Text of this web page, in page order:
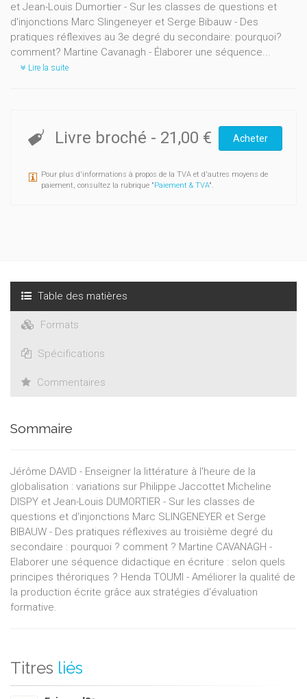
et Jean-Louis Dumortier - Sur les classes de questions et
d'injonctions Marc Slingeneyer et Serge Bibauw - Des
pratiques réflexives au 3e degré du secondaire: pourquoi?
comment? Martine Cavanagh - Élaborer une séquence...
Lire la suite
Livre broché - 21,00 € Acheter
Pour plus d'informations à propos de la TVA et d'autres moyens de
paiement, consultez la rubrique "Paiement & TVA".
Table des matières
Formats
Spécifications
Commentaires
Sommaire
Jérôme DAVID - Enseigner la littérature à l'heure de la
globalisation : variations sur Philippe Jaccottet Micheline
DISPY et Jean-Louis DUMORTIER - Sur les classes de
questions et d'injonctions Marc SLINGENEYER et Serge
BIBAUW - Des pratiques réflexives au troisième degré du
secondaire : pourquoi ? comment ? Martine CAVANAGH -
Elaborer une séquence didactique en écriture : selon quels
principes théroriques ? Henda TOUMI - Améliorer la qualité de
la production écrite grâce aux stratégies d'évaluation
formative.
Titres liés